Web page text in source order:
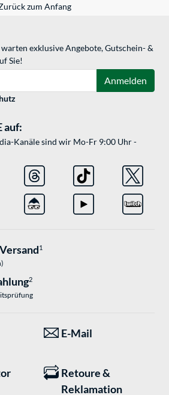
zum Anfang
exklusive Angebote, Gutschein- &
Sie!
Anmelden
auf:
Kanäle sind wir Mo-Fr 9:00 Uhr -
Versand1
2
E-Mail
Retoure &
Reklamation